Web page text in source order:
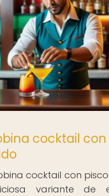
cocktail
cocktail con
variante de